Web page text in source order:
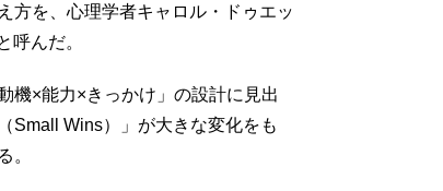
方を、心理学者キャロル・ドゥエッ
呼んだ。
機×能力×きっかけ」の設計に見出
Small Wins）」が大きな変化をも
。